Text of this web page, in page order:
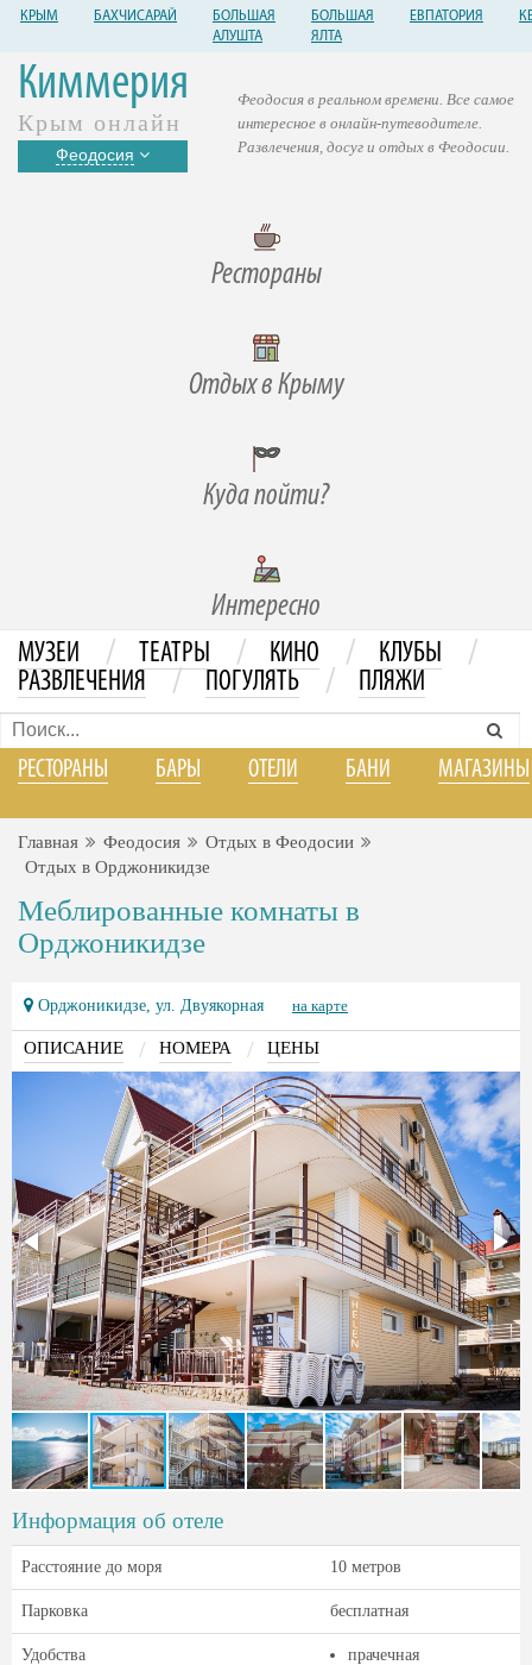
КРЫМ БАХЧИСАРАЙ
БОЛЬШАЯ
АЛУШТА
БОЛЬШАЯ
ЯЛТА
ЕВПАТОРИЯ
Киммерия
Крым онлайн
Феодосия
Рестораны
Отдых в Крыму
Куда пойти?
Интересно
Феодосия в реальном времени. Все самое
интересное в онлайн-путеводителе.
Развлечения, досуг и отдых в Феодосии.
МУЗЕИ / ТЕАТРЫ / КИНО / КЛУБЫ /
РАЗВЛЕЧЕНИЯ / ПОГУЛЯТЬ / ПЛЯЖИ
РЕСТОРАНЫ БАРЫ ОТЕЛИ БАНИ МАГАЗИНЫ
Главная Феодосия
Отдых в Феодосии
Отдых в Орджоникидзе
Меблированные комнаты в
Орджоникидзе
Орджоникидзе, ул. Двуякорная на карте
ОПИСАНИЕ / НОМЕРА / ЦЕНЫ
Информация об отеле
Расстояние до моря 10 метров
Парковка бесплатная
Удобства
прачечная